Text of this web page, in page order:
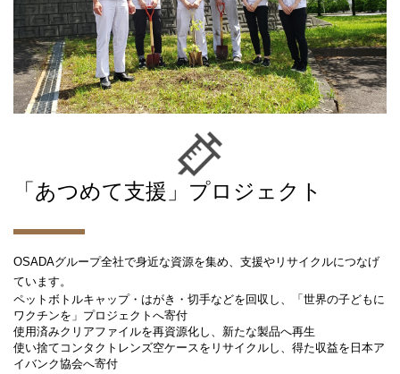
「あつめて支援」プロジェクト
OSADAグループ全社で身近な資源を集め、支援やリサイクルにつなげ
ています。
ペットボトルキャップ・はがき・切手などを回収し、「世界の子どもに
ワクチンを」プロジェクトへ寄付
使用済みクリアファイルを再資源化し、新たな製品へ再生
使い捨てコンタクトレンズ空ケースをリサイクルし、得た収益を日本ア
イバンク協会へ寄付